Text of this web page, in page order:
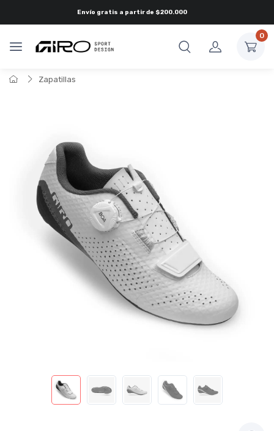
Envío gratis a partir de $200.000
0
Zapatillas